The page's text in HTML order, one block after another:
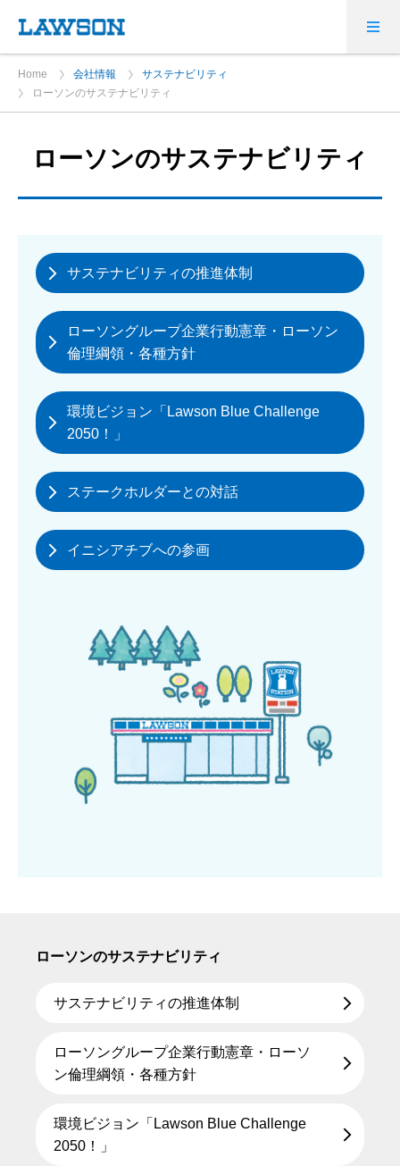
Home 会社情報
サステナビリティ
ローソンのサステナビリティ
ローソンのサステナビリティ
サステナビリティの推進体制
ローソングループ企業行動憲章・ローソン
倫理綱領・各種方針
環境ビジョン「Lawson Blue Challenge
2050！」
ステークホルダーとの対話
イニシアチブへの参画
ローソンのサステナビリティ
サステナビリティの推進体制
ローソングループ企業行動憲章・ローソ
ン倫理綱領・各種方針
環境ビジョン「Lawson Blue Challenge
2050！」